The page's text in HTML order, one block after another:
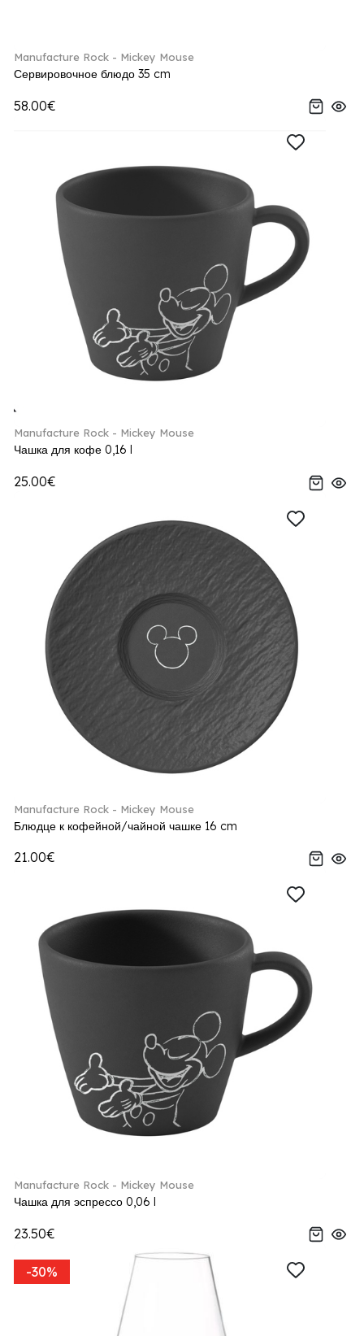
Manufacture Rock - Mickey Mouse
Сервировочное блюдо 35 cm
58.00€
Manufacture Rock - Mickey Mouse
Чашка для кофе 0,16 l
25.00€
Manufacture Rock - Mickey Mouse
Блюдце к кофейной/чайной чашке 16 cm
21.00€
Manufacture Rock - Mickey Mouse
Чашка для эспрессо 0,06 l
23.50€
-30%